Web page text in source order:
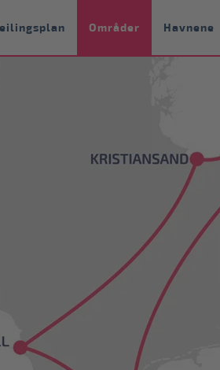
Områder Havnene